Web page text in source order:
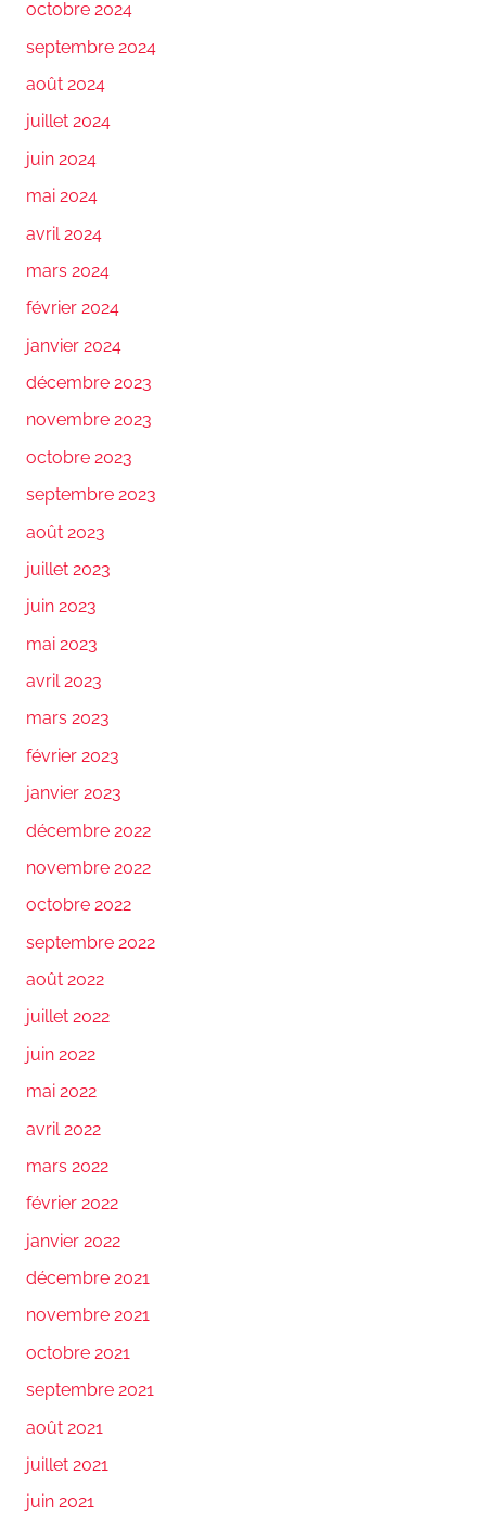
octobre 2024
septembre 2024
août 2024
juillet 2024
juin 2024
mai 2024
avril 2024
mars 2024
février 2024
janvier 2024
décembre 2023
novembre 2023
octobre 2023
septembre 2023
août 2023
juillet 2023
juin 2023
mai 2023
avril 2023
mars 2023
février 2023
janvier 2023
décembre 2022
novembre 2022
octobre 2022
septembre 2022
août 2022
juillet 2022
juin 2022
mai 2022
avril 2022
mars 2022
février 2022
janvier 2022
décembre 2021
novembre 2021
octobre 2021
septembre 2021
août 2021
juillet 2021
juin 2021